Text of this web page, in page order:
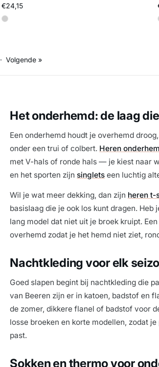
Reguliere prijs
€24,15
· Volgende »
Het onderhemd: de laag
Een onderhemd houdt je overhemd
onder een trui of colbert. Heren
met V-hals of ronde hals — je kiest naar
en het sporten zijn singlets een luchtig
Wil je wat meer dekking, dan zijn heren t-
basislaag die je ook los kunt dragen. Heb
lang model dat niet uit je broek kruipt.
overhemd zodat je het hemd niet ziet,
Nachtkleding voor elk
Goed slapen begint bij nachtkleding die
van Beeren zijn er in katoen, badstof en
de zomer, dikkere flanel of badstof voor
losse broeken en korte modellen, zodat
past.
Sokken en thermo voor